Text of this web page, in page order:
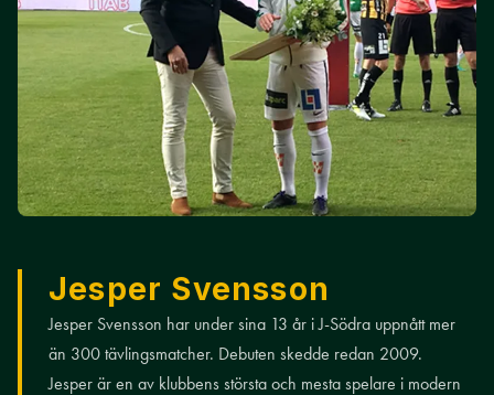
Jesper Svensson
Jesper Svensson har under sina 13 år i J-Södra uppnått mer
än 300 tävlingsmatcher. Debuten skedde redan 2009.
Jesper är en av klubbens största och mesta spelare i modern